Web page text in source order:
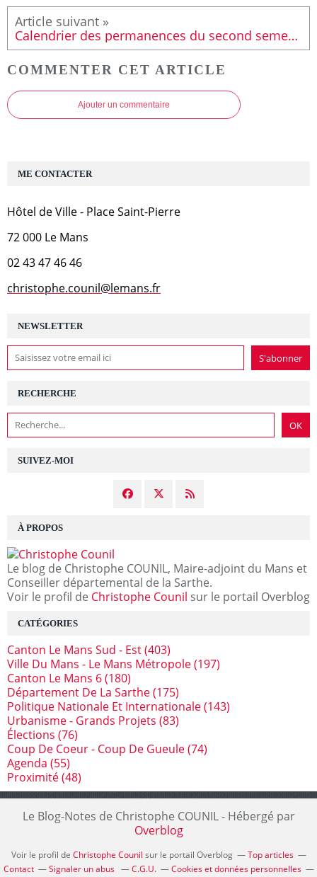
Calendrier des permanences du second semestre 2025
COMMENTER CET ARTICLE
Ajouter un commentaire
NEWSLETTER
SUIVEZ-MOI
RECHERCHE
À PROPOS
Le blog de Christophe COUNIL, Maire-adjoint du Mans et
Conseiller départemental de la Sarthe.
Voir le profil de Christophe Counil sur le portail Overblog
CATÉGORIES
Canton Le Mans Sud - Est(403)
Ville Du Mans - Le Mans Métropole(197)
Canton Le Mans 6(180)
Département De La Sarthe(175)
Politique Nationale Et Internationale(143)
Urbanisme - Grands Projets (83)
Élections (76)
Coup De Coeur - Coup De Gueule(74)
Agenda (55)
Proximité(48)
ME CONTACTER
Hôtel de Ville - Place Saint-Pierre
72 000 Le Mans
02 43 47 46 46
christophe.counil@lemans.fr
Le Blog-Notes de Christophe COUNIL - Hébergé par
Overblog
Voir le profil de Christophe Counil sur le portail Overblog
Top articles
Contact
Signaler un abus C.G.U. Cookies et données personnelles